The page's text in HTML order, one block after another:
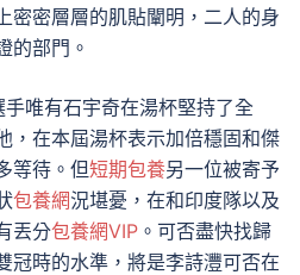
密密層層的肌貼闡明，二人的身
的部門。
唯有石宇奇在湯杯堅持了全
，在本屆湯杯表示加倍穩固和傑
等待。但短期包養另一位被寄予
包養網況堪憂，在和印度隊以及
丟分包養網VIP 。可否盡快找歸
冠時的水準，將是李詩灃可否在